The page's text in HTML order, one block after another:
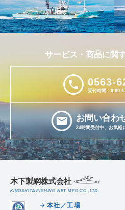
サービス・商品に関
phone 0563-
受付時間...9:00-
email お問い合わ
24時間受付中、お気軽
木下製網株式会社
KINOSHITA FISHING NET MFG.CO.,LTD.
arrow_forward 本社／工場